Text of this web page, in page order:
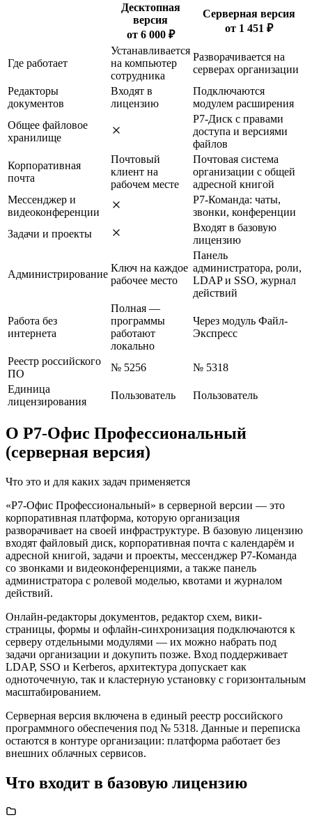
Десктопная
версия
от 6 000 ₽
Серверная версия
от 1 451 ₽
Где работает
Устанавливается
на компьютер
сотрудника
Разворачивается на
серверах организации
Редакторы
документов
Входят в
лицензию
Подключаются
модулем расширения
Общее файловое
хранилище
Р7-Диск с правами
доступа и версиями
файлов
Корпоративная
почта
Почтовый
клиент на
рабочем месте
Почтовая система
организации с общей
адресной книгой
Мессенджер и
видеоконференции
Р7-Команда: чаты,
звонки, конференции
Задачи и проекты
Входят в базовую
лицензию
Администрирование
Ключ на каждое
рабочее место
Панель
администратора, роли,
LDAP и SSO, журнал
действий
Работа без
интернета
Полная —
программы
работают
локально
Через модуль Файл-
Экспресс
Реестр российского
ПО
№ 5256
№ 5318
Единица
лицензирования
Пользователь Пользователь
О Р7-Офис Профессиональный
(серверная версия)
Что это и для каких задач применяется
«Р7-Офис Профессиональный» в серверной версии — это
корпоративная платформа, которую организация
разворачивает на своей инфраструктуре. В базовую лицензию
входят файловый диск, корпоративная почта с календарём и
адресной книгой, задачи и проекты, мессенджер Р7-Команда
со звонками и видеоконференциями, а также панель
администратора с ролевой моделью, квотами и журналом
действий.
Онлайн-редакторы документов, редактор схем, вики-
страницы, формы и офлайн-синхронизация подключаются к
серверу отдельными модулями — их можно набрать под
задачи организации и докупить позже. Вход поддерживает
LDAP, SSO и Kerberos, архитектура допускает как
одноточечную, так и кластерную установку с горизонтальным
масштабированием.
Серверная версия включена в единый реестр российского
программного обеспечения под № 5318. Данные и переписка
остаются в контуре организации: платформа работает без
внешних облачных сервисов.
Что входит в базовую лицензию